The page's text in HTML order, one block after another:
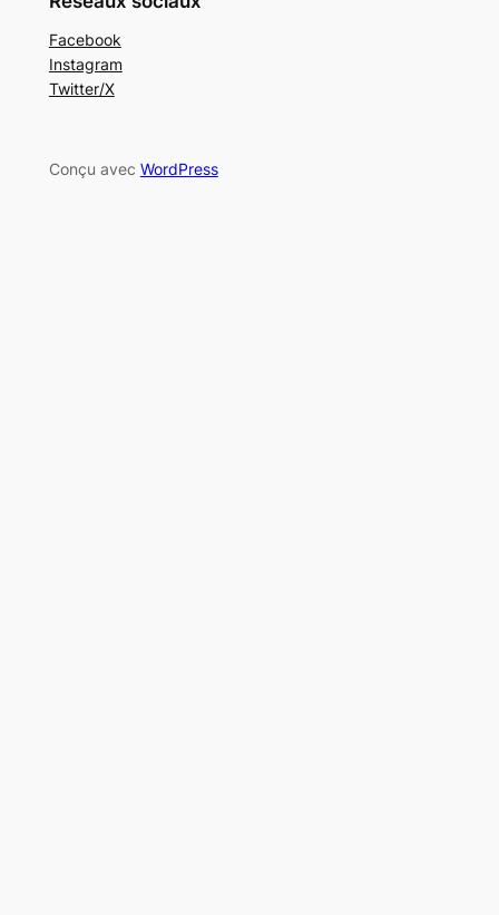
Facebook
Instagram
Twitter/X
Conçu avec WordPress